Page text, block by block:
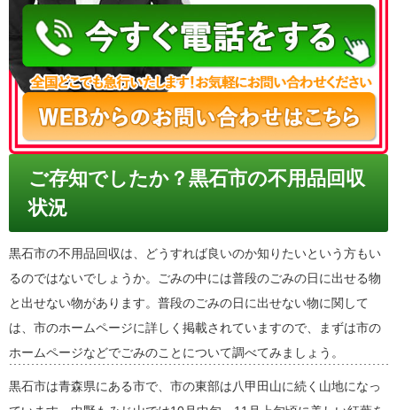
ご存知でしたか？黒石市の不用品回収
状況
黒石市の不用品回収は、どうすれば良いのか知りたいという方もい
るのではないでしょうか。ごみの中には普段のごみの日に出せる物
と出せない物があります。普段のごみの日に出せない物に関して
は、市のホームページに詳しく掲載されていますので、まずは市の
ホームページなどでごみのことについて調べてみましょう。
黒石市は青森県にある市で、市の東部は八甲田山に続く山地になっ